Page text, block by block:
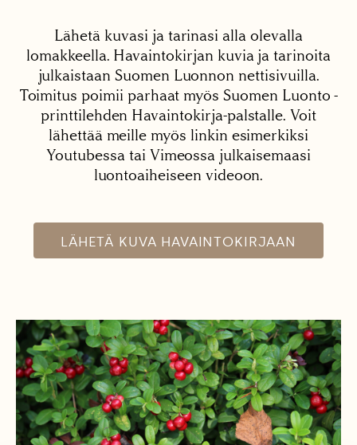
Lähetä kuvasi ja tarinasi alla olevalla
lomakkeella. Havaintokirjan kuvia ja tarinoita
julkaistaan Suomen Luonnon nettisivuilla.
Toimitus poimii parhaat myös Suomen Luonto -
printtilehden Havaintokirja-palstalle. Voit
lähettää meille myös linkin esimerkiksi
Youtubessa tai Vimeossa julkaisemaasi
luontoaiheiseen videoon.
LÄHETÄ KUVA HAVAINTOKIRJAAN